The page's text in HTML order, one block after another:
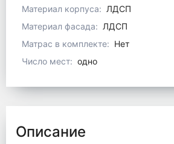
Материал корпуса: ЛДСП
Материал фасада: ЛДСП
Матрас в комплекте: Нет
Число мест: одно
Описание